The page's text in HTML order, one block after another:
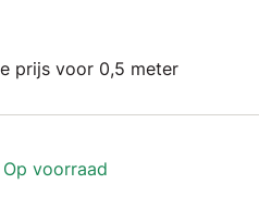
prijs voor 0,5 meter
Op voorraad